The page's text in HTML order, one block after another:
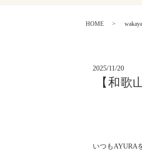
HOME
2025/11/20
【和歌
いつもAYURA